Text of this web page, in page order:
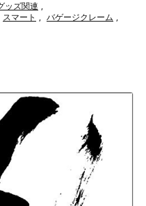
ッズ関連 ,
スマート , バゲージクレーム ,